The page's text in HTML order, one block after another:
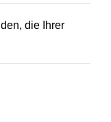
die Ihrer